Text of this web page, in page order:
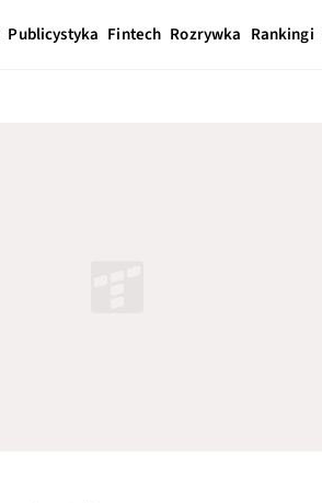
Publicystyka Fintech Rozrywka Rankingi